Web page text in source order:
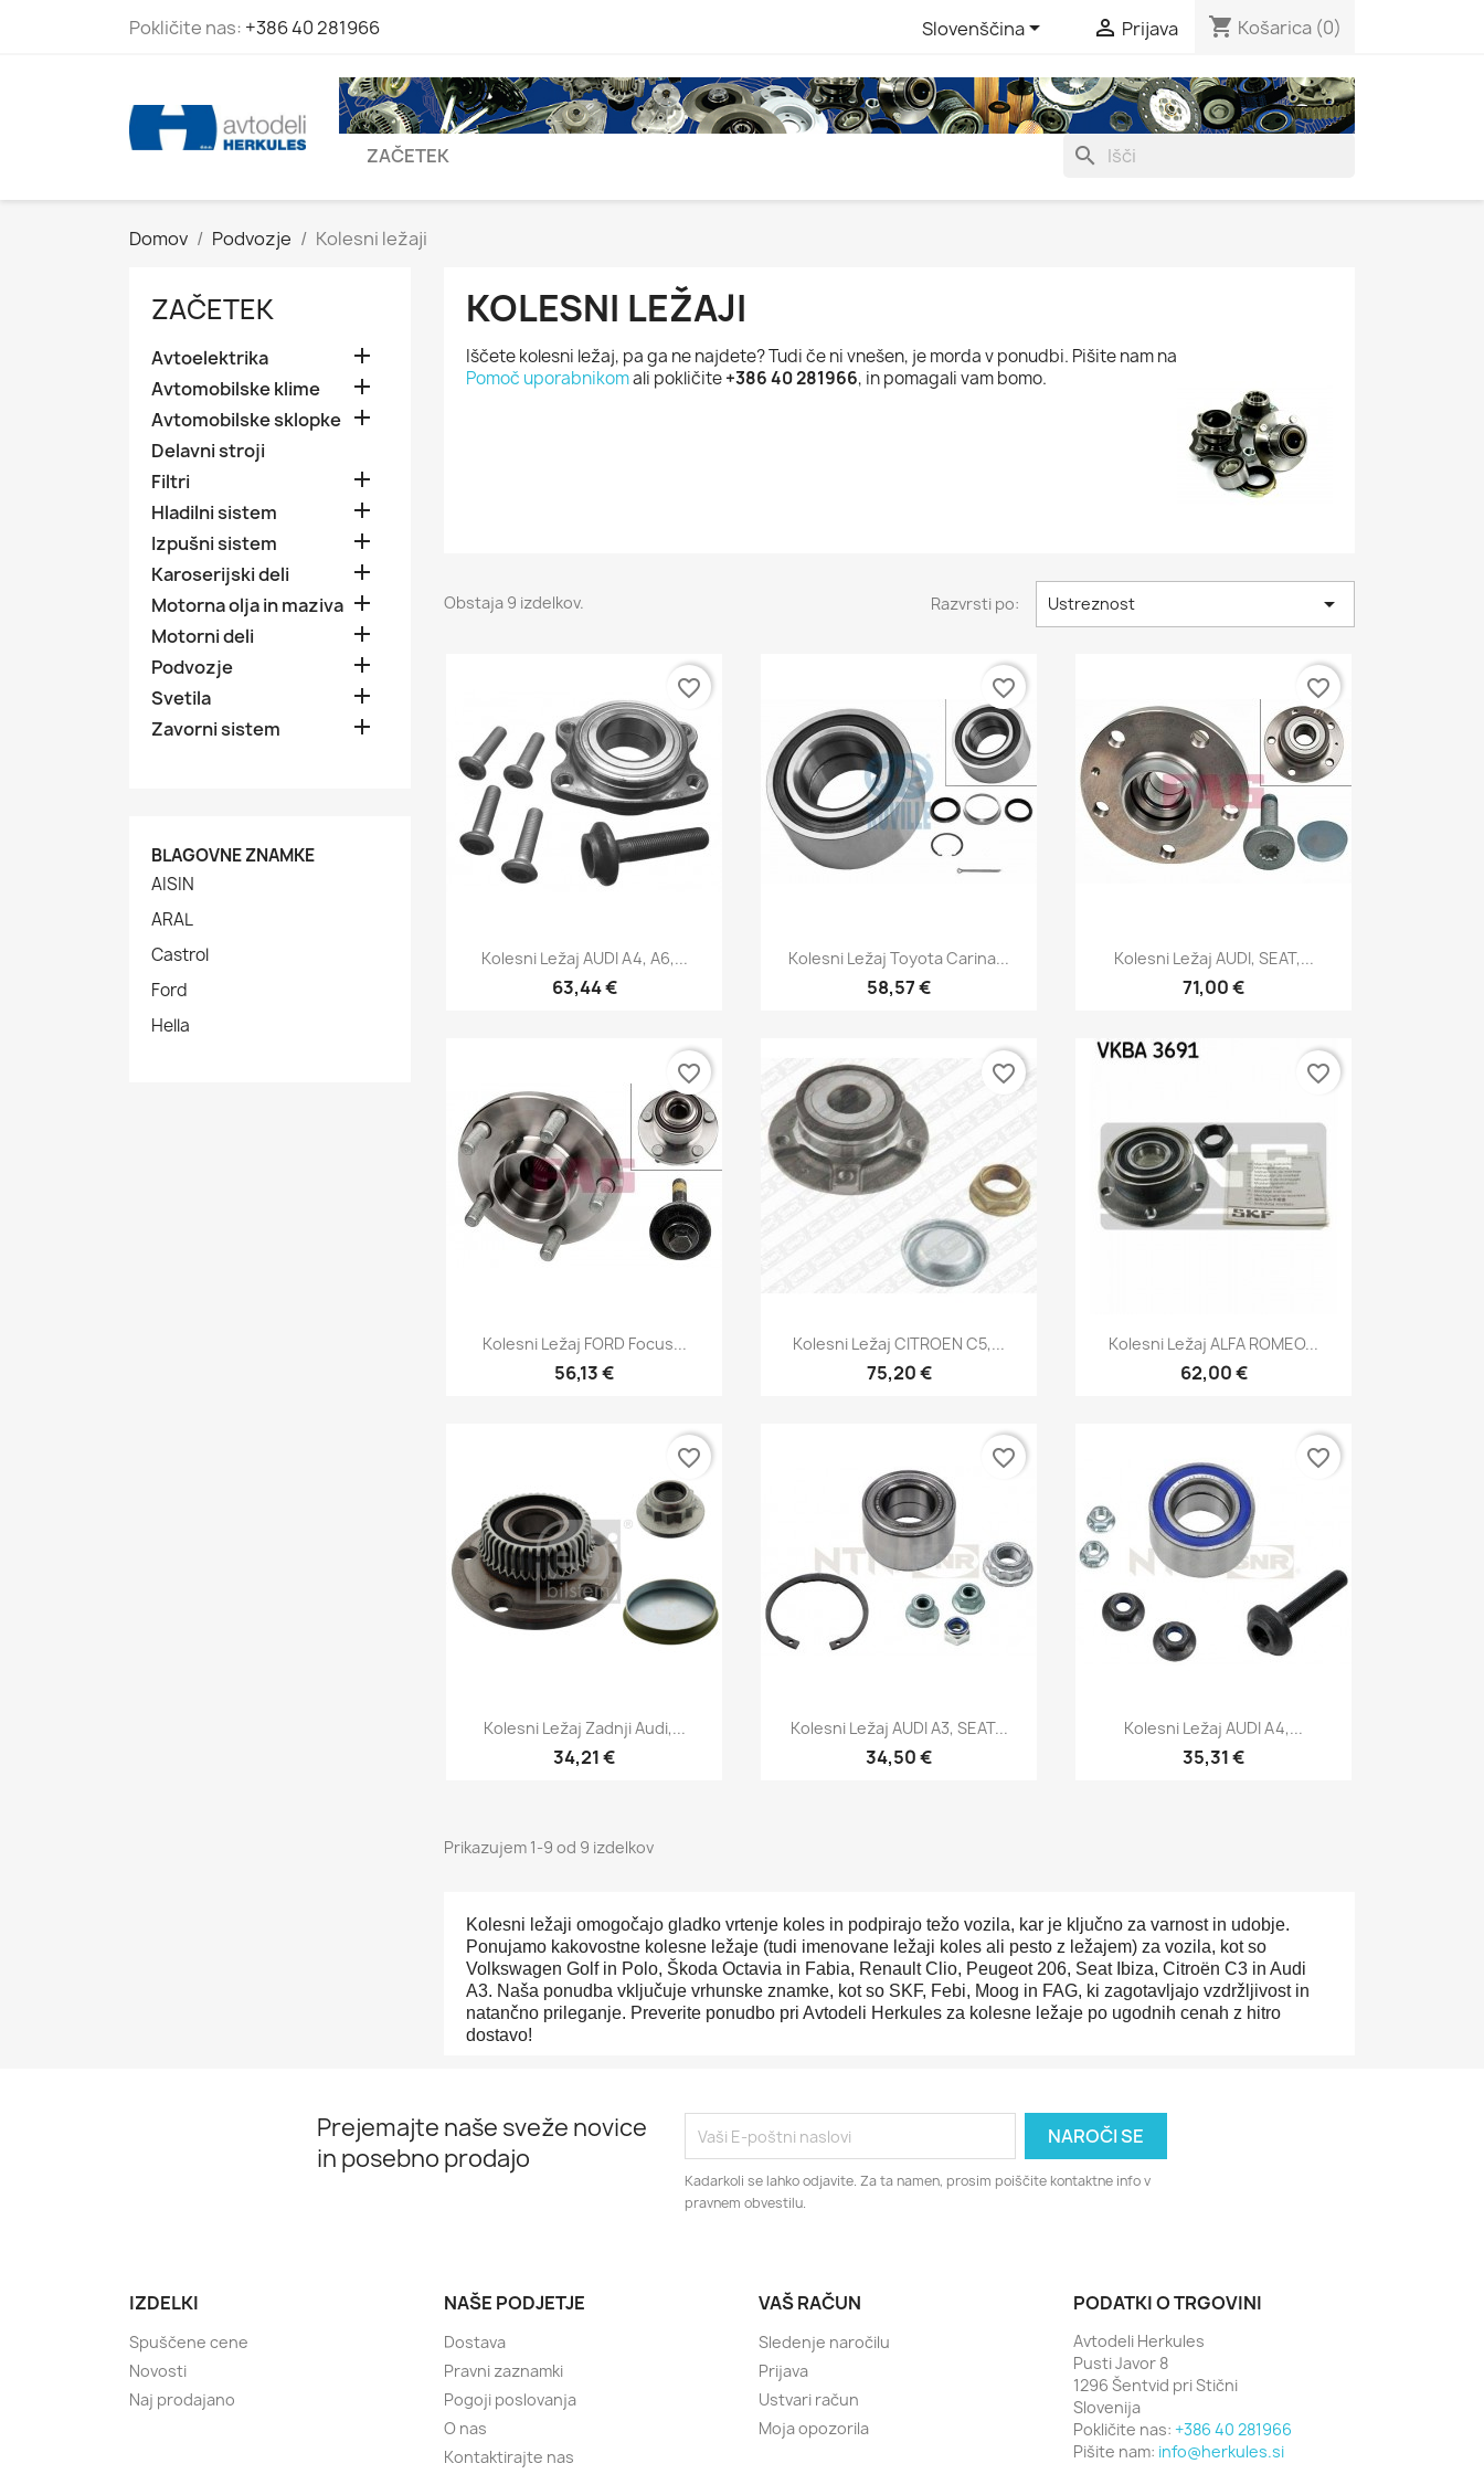
Pokličite nas: +386 40 281966 Slovenščina  Prijava shopping_cart Košarica (0)
ZAČETEK search
Domov Podvozje Kolesni ležaji
ZAČETEK
Avtoelektrika 
Avtomobilske klime 
Avtomobilske sklopke 
Delavni stroji
Filtri

Hladilni sistem 
Izpušni sistem 
Karoserijski deli 
Motorna olja in maziva 
Motorni deli 
Podvozje 
Svetila 
Zavorni sistem 
BLAGOVNE ZNAMKE
AISIN
ARAL
Castrol
Ford
Hella
KOLESNI LEŽAJI
Iščete kolesni ležaj, pa ga ne najdete? Tudi če ni vnešen, je morda v ponudbi. Pišite nam na
Pomoč uporabnikomali pokličite+386 40 281966, in pomagali vam bomo.
Obstaja 9 izdelkov. Razvrsti po: Ustreznost 
Hitri ogled
Kolesni Ležaj AUDI A4, A6,...
63,44 €
favorite_border
Hitri ogled
Kolesni Ležaj Toyota Carina...
58,57 €
favorite_border
Hitri ogled
Kolesni Ležaj AUDI, SEAT,...
71,00 €
favorite_border
Hitri ogled
Kolesni Ležaj FORD Focus...
56,13 €
favorite_border
Hitri ogled
Kolesni Ležaj CITROEN C5,...
75,20 €
favorite_border
Hitri ogled
Kolesni Ležaj ALFA ROMEO...
62,00 €
favorite_border
Hitri ogled
Kolesni Ležaj Zadnji Audi,...
34,21 €
favorite_border
Hitri ogled
Kolesni Ležaj AUDI A3, SEAT...
34,50 €
favorite_border
Hitri ogled
Kolesni Ležaj AUDI A4,...
35,31 €
favorite_border
Prikazujem 1-9 od 9 izdelkov
Kolesni ležaji omogočajo gladko vrtenje koles in podpirajo težo vozila, kar je ključno za varnost in udobje.
Ponujamo kakovostne kolesne ležaje (tudi imenovane ležaji koles ali pesto z ležajem) za vozila, kot so
Volkswagen Golf in Polo, Škoda Octavia in Fabia, Renault Clio, Peugeot 206, Seat Ibiza, Citroën C3 in Audi
A3. Naša ponudba vključuje vrhunske znamke, kot so SKF, Febi, Moog in FAG, ki zagotavljajo vzdržljivost in
natančno prileganje. Preverite ponudbo pri Avtodeli Herkules za kolesne ležaje po ugodnih cenah z hitro
dostavo!
Prejemajte naše sveže novice
in posebno prodajo
Kadarkoli se lahko odjavite. Za ta namen, prosim poiščite kontaktne info v
pravnem obvestilu.
IZDELKI
Spuščene cene
Novosti
Naj prodajano
NAŠE PODJETJE
Dostava
Pravni zaznamki
Pogoji poslovanja
O nas
Kontaktirajte nas
VAŠ RAČUN
Sledenje naročilu
Prijava
Ustvari račun
Moja opozorila
PODATKI O TRGOVINI
Avtodeli Herkules
Pusti Javor 8
1296 Šentvid pri Stični
Slovenija
Pokličite nas: +386 40 281966
Pišite nam: info@herkules.si